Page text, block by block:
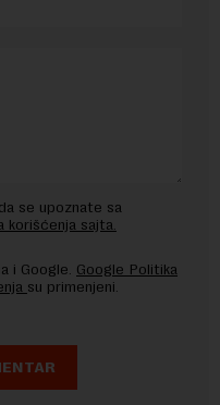
se upoznate sa
korišćenja sajta.
i Google. Google Politika
su primenjeni.